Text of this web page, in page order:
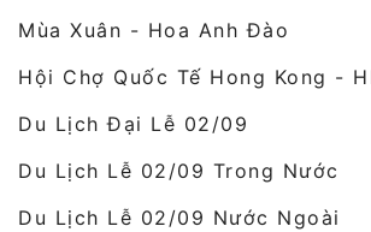
Mùa Xuân - Hoa Anh Đào
Hội Chợ Quốc Tế Hong Kong -
Du Lịch Đại Lễ 02/09
Du Lịch Lễ 02/09 Trong Nước
Du Lịch Lễ 02/09 Nước Ngoài